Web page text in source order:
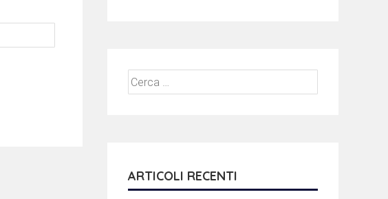
ARTICOLI RECENTI